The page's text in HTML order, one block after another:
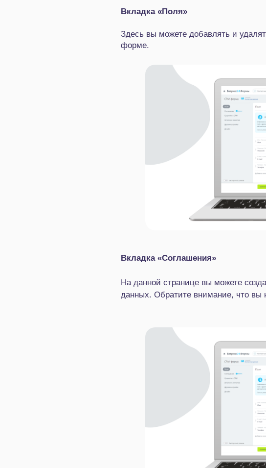
Вкладка «Поля»
Здесь вы можете добавлять и
форме.
Вкладка «Соглашения»
На данной странице вы можете
данных. Обратите внимание, что вы